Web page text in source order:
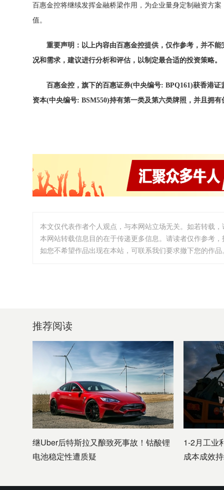
百惠金控将继续发挥金融桥梁作用，为企业量身定制融资方
值。
重要声明：以上内容由百惠金控提供 ， 仅作参考，并不能
况和需求，建议进行分析和评估，以制定最合适的投资策略。
百惠金控，旗下的百惠证券(中央编号: BPQ161)获香港证
资本(中央编号: BSM550)持有第一类及第六类牌照，并且拥有
本文仅代表作者个人观点，与本网站立场无关。如若转载
本网站转载信息目的在于传递更多信息。请读者仅作参考
如您不希望作品出现在本站，可联系我们要求撤下您的作
推荐阅读
继Uber后特斯拉又酿致死事故！钴酸锂
电池稳定性遭质疑
1-2月工业
成本成效